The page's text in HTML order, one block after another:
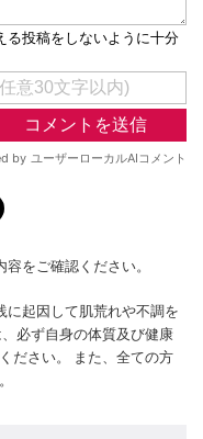
をご確認ください。
に起因して肌荒れや不調を
必ず自身の体質及び健康
ださい。 また、全ての方